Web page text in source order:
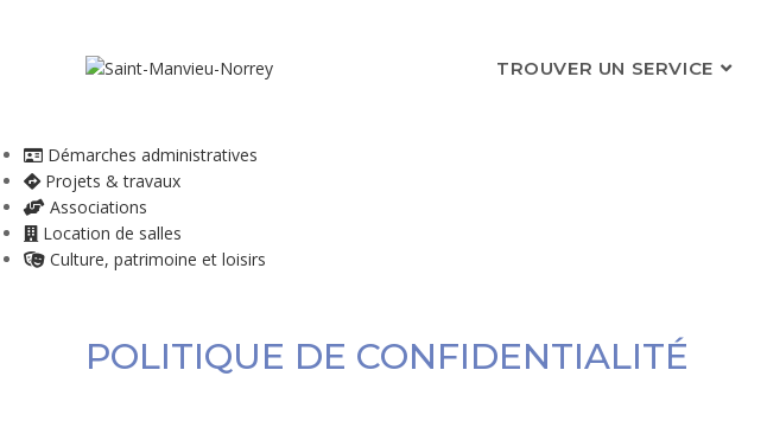
TROUVER UN SERVICE
Démarches administratives
Projets & travaux
Associations
Location de salles
Culture, patrimoine et loisirs
POLITIQUE DE CONFIDENTIALITÉ